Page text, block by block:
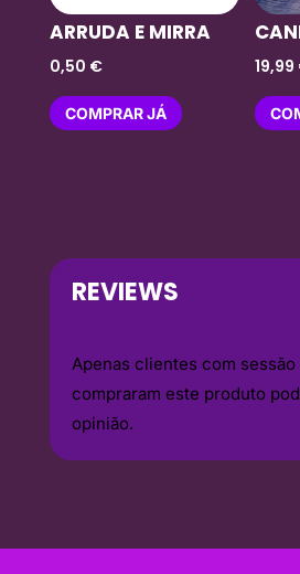
ARRUDA E MIRRA
0,50 €
COMPRAR JÁ
19,99
REVIEWS
Apenas clientes com
compraram este produto
opinião.